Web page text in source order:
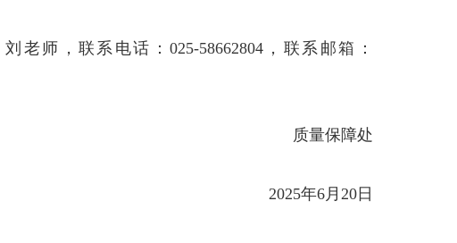
老师，联系电话：025-58662804 ，联系邮箱：
质量保障处
2025年6月 20日